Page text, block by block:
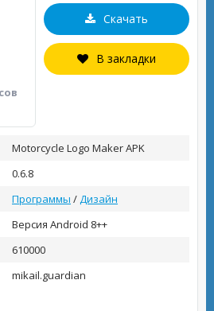
Скачать
В закладки
Motorcycle Logo Maker APK
0.6.8
Программы /Дизайн
Версия Android 8++
610000
mikail.guardian